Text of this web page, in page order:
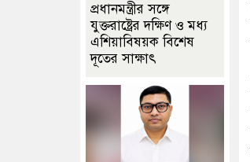
প্রধানমন্ত্রীর সঙ্গে
যুক্তরাষ্ট্রের দক্ষিণ ও মধ্য
এশিয়াবিষয়ক বিশেষ
দূতের সাক্ষাৎ